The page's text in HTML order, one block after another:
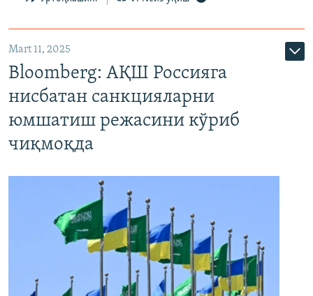
Mart 11, 2025
Bloomberg: АҚШ Россияга
нисбатан санкцияларни
юмшатиш режасини кўриб
чиқмоқда